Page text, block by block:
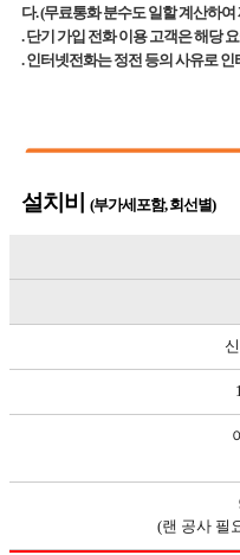
다. (무료통화 분수도 일할 계산하
.단기 가입 전화 이용 고객은 해당
.인터넷전화는 정전 등의 사유로 인
설치비 (부가세포함, 회선별)
(랜 공사 필